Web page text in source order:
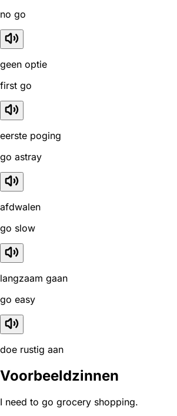
no go
geen optie
first go
eerste poging
go astray
afdwalen
go slow
langzaam gaan
go easy
doe rustig aan
Voorbeeldzinnen
I need to go grocery shopping.